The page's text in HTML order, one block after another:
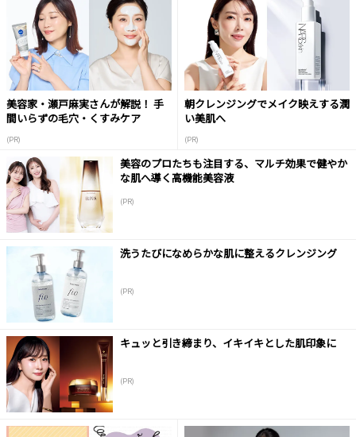
美容家・瀬戸麻実さんが解説！ 手
間いらずの毛穴・くすみケア
(PR)
朝クレンジングでメイク映えする潤
い美肌へ
(PR)
美容のプロたちも注目する、マルチ効果で健やか
な肌へ導く高機能美容液
(PR)
洗うたびになめらかな肌に整えるクレンジング
(PR)
キュッと引き締まり、イキイキとした肌印象に
(PR)